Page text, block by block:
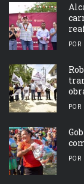
POR
POR
POR